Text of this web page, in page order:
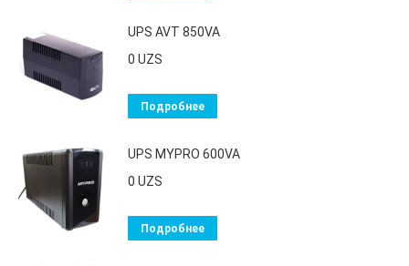
UPS AVT 850VA
0 UZS
Подробнее
UPS MYPRO 600VA
0 UZS
Подробнее